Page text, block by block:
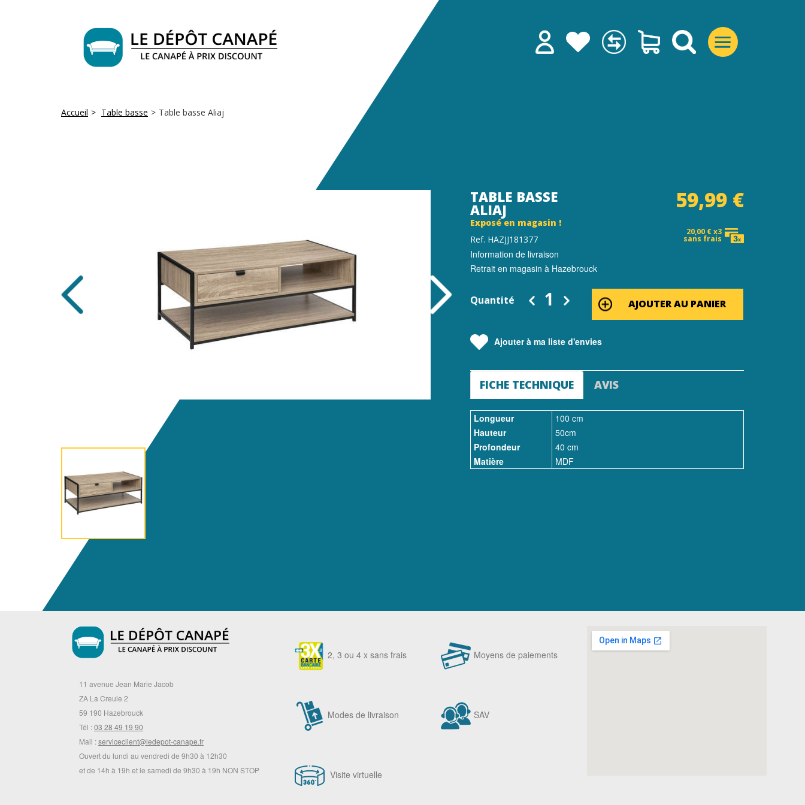
Accueil > Table basse > Table basse Aliaj
TABLE BASSE
ALIAJ
Exposé en magasin !
Ref. HAZJJ181377
59,99 €
20,00 € x3
sans frais
Information de livraison
Retrait en magasin à Hazebrouck
Quantité AJOUTER AU PANIER
Ajouter à ma liste d'envies
FICHE TECHNIQUE AVIS
Longueur
100 cm
Hauteur
50cm
Profondeur
40 cm
Matière
MDF
11 avenue Jean Marie Jacob
ZA La Creule 2
59 190 Hazebrouck
Tél :03 28 49 19 90
Mail :serviceclient@ledepot-canape.fr
Ouvert du lundi au vendredi de 9h30 à 12h30
et de 14h à 19h et le samedi de 9h30 à 19h NON STOP
2, 3 ou 4 x sans frais Moyens de paiements
Modes de livraison SAV
Visite virtuelle